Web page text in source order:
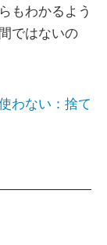
もわかるよう
ではないの
わない：捨て